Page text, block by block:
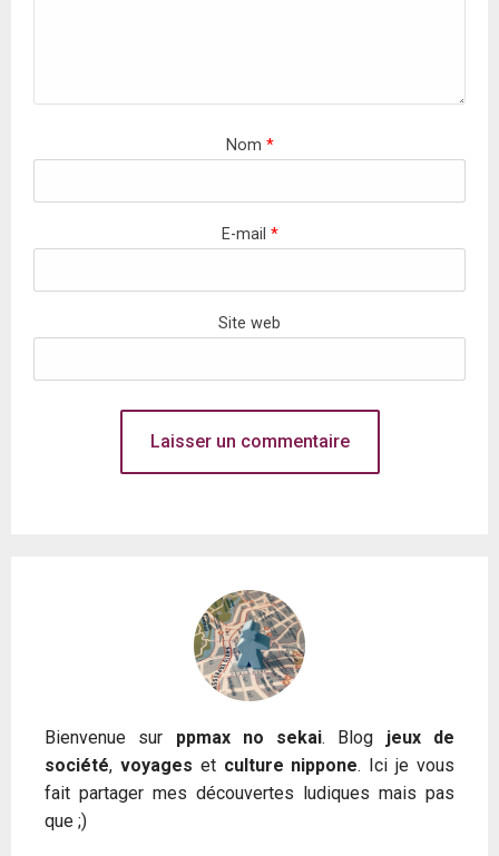
Nom *
E-mail *
Site web
Bienvenue sur ppmax no sekai. Blog jeux de
société, voyages et culture nippone. Ici je vous
fait partager mes découvertes ludiques mais pas
que ;)